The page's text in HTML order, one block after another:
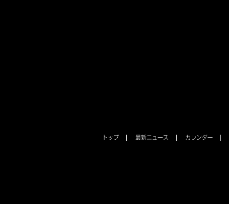
トップ 最新ニュース カレンダー